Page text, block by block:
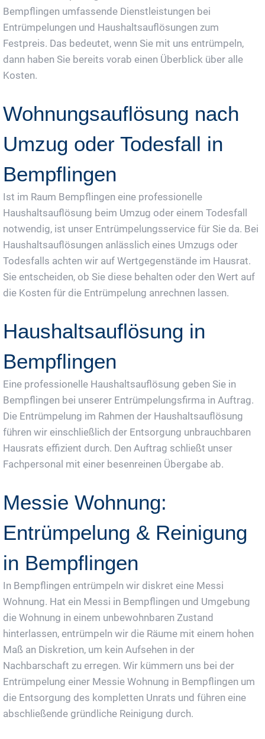
Bempflingen umfassende Dienstleistungen bei
Entrümpelungen und Haushaltsauflösungen zum
Festpreis. Das bedeutet, wenn Sie mit uns entrümpeln,
dann haben Sie bereits vorab einen Überblick über alle
Kosten.
Wohnungsauflösung nach
Umzug oder Todesfall in
Bempflingen
Ist im Raum Bempflingen eine professionelle
Haushaltsauflösung beim Umzug oder einem Todesfall
notwendig, ist unser Entrümpelungsservice für Sie da. Bei
Haushaltsauflösungen anlässlich eines Umzugs oder
Todesfalls achten wir auf Wertgegenstände im Hausrat.
Sie entscheiden, ob Sie diese behalten oder den Wert auf
die Kosten für die Entrümpelung anrechnen lassen.
Haushaltsauflösung in
Bempflingen
Eine professionelle Haushaltsauflösung geben Sie in
Bempflingen bei unserer Entrümpelungsfirma in Auftrag.
Die Entrümpelung im Rahmen der Haushaltsauflösung
führen wir einschließlich der Entsorgung unbrauchbaren
Hausrats effizient durch. Den Auftrag schließt unser
Fachpersonal mit einer besenreinen Übergabe ab.
Messie Wohnung:
Entrümpelung & Reinigung
in Bempflingen
In Bempflingen entrümpeln wir diskret eine Messi
Wohnung. Hat ein Messi in Bempflingen und Umgebung
die Wohnung in einem unbewohnbaren Zustand
hinterlassen, entrümpeln wir die Räume mit einem hohen
Maß an Diskretion, um kein Aufsehen in der
Nachbarschaft zu erregen. Wir kümmern uns bei der
Entrümpelung einer Messie Wohnung in Bempflingen um
die Entsorgung des kompletten Unrats und führen eine
abschließende gründliche Reinigung durch.